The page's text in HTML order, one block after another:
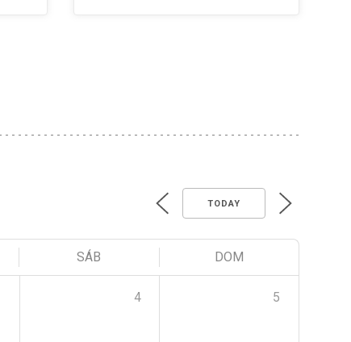
TODAY
SÁB DOM
4 5